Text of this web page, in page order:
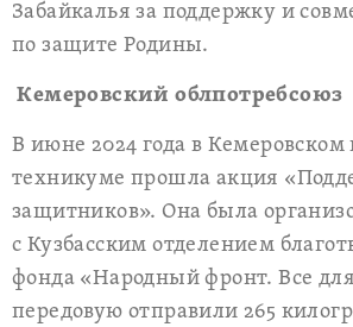
Забайкалья за поддержку и
по защите Родины.
Кемеровский облпотребсоюз
В июне 2024 года в
техникуме прошла акция
защитников». Она была
с Кузбасским отделением
фонда «Народный фронт. Все
передовую отправили 265